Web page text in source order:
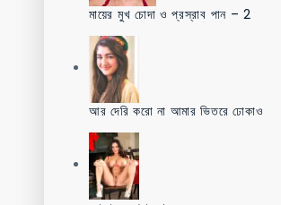
মায়ের মুখ চোদা ও প্রস্রাব পান – 2
আর দেরি করো না আমার ভিতরে ঢোকাও